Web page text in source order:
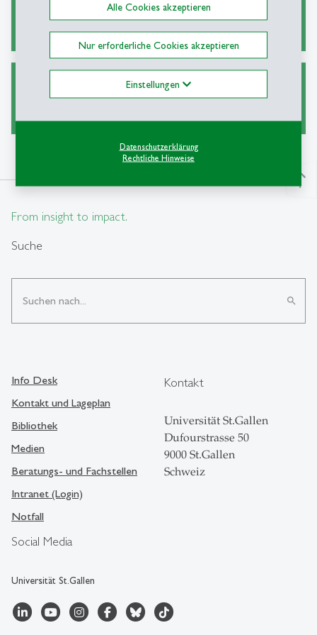
Alle Cookies akzeptieren
Nur erforderliche Cookies akzeptieren
Einstellungen
Datenschutzerklärung
Rechtliche Hinweise
Alternative Wege zu Zeitschriftenartikeln
north
From insight to impact.
Suche
search
Social Media
Universität St.Gallen
Info Desk
Kontakt und Lageplan
Bibliothek
Medien
Beratungs- und Fachstellen
Intranet (Login)
Notfall
Kontakt
Universität St.Gallen
Dufourstrasse 50
9000 St.Gallen
Schweiz